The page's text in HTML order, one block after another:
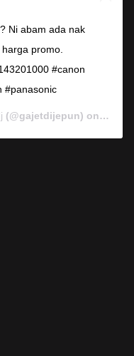
Ni abam ada nak
promo.
#canon
#panasonic
(@gajetdijepun) on Jan 7,